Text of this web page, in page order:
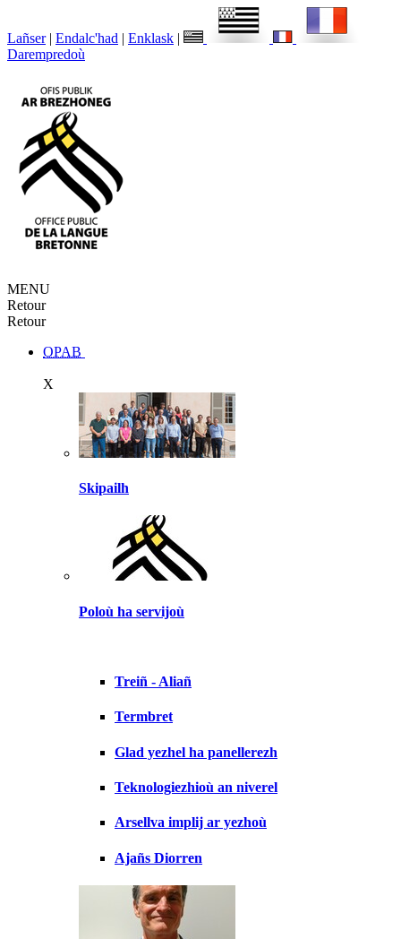
Lañser | Endalc'had | Enklask |
Darempredoù
MENU
Retour
Retour
OPAB
X
Skipailh
Poloù ha servijoù
Treiñ - Aliañ
Termbret
Glad yezhel ha panellerezh
Teknologiezhioù an niverel
Arsellva implij ar yezhoù
Ajañs Diorren